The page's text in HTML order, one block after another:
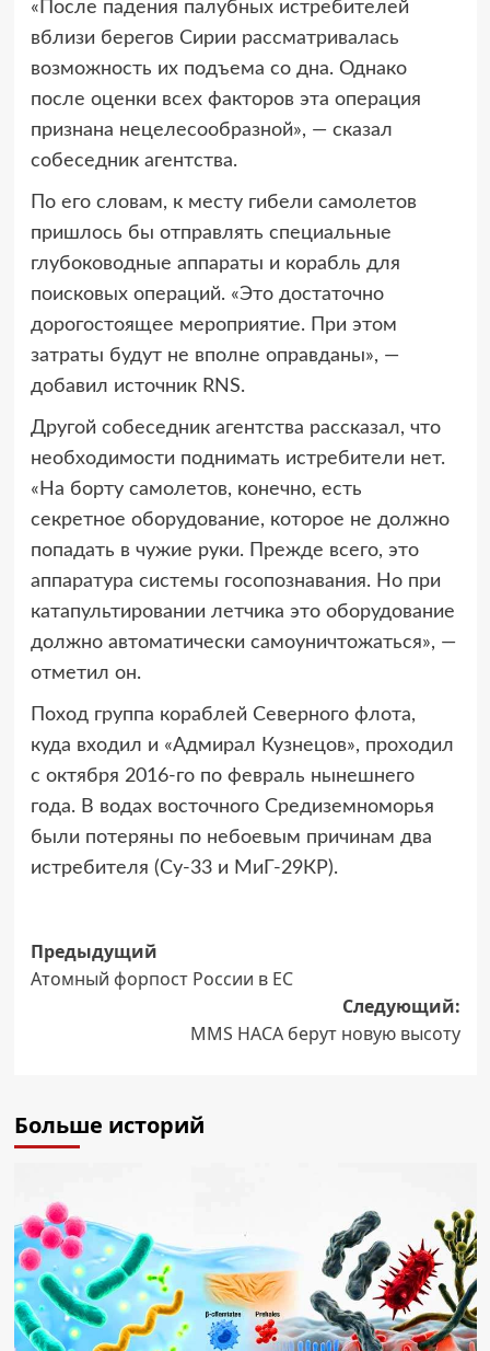
«После падения палубных истребителей
вблизи берегов Сирии рассматривалась
возможность их подъема со дна. Однако
после оценки всех факторов эта операция
признана нецелесообразной», — сказал
собеседник агентства.
По его словам, к месту гибели самолетов
пришлось бы отправлять специальные
глубоководные аппараты и корабль для
поисковых операций. «Это достаточно
дорогостоящее мероприятие. При этом
затраты будут не вполне оправданы», —
добавил источник RNS.
Другой собеседник агентства рассказал, что
необходимости поднимать истребители нет.
«На борту самолетов, конечно, есть
секретное оборудование, которое не должно
попадать в чужие руки. Прежде всего, это
аппаратура системы госопознавания. Но при
катапультировании летчика это оборудование
должно автоматически самоуничтожаться», —
отметил он.
Поход группа кораблей Северного флота,
куда входил и «Адмирал Кузнецов», проходил
с октября 2016-го по февраль нынешнего
года. В водах восточного Средиземноморья
были потеряны по небоевым причинам два
истребителя (Су-33 и МиГ-29КР).
Навигация
записи
Предыдущий
Атомный форпост России в ЕС
Следующий:
MMS НАСА берут новую высоту
Больше историй